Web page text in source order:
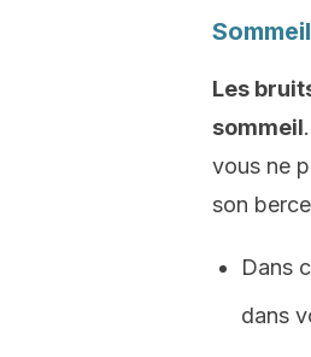
Sommeil
Les
sommeil
vous ne
son
Dans
dans